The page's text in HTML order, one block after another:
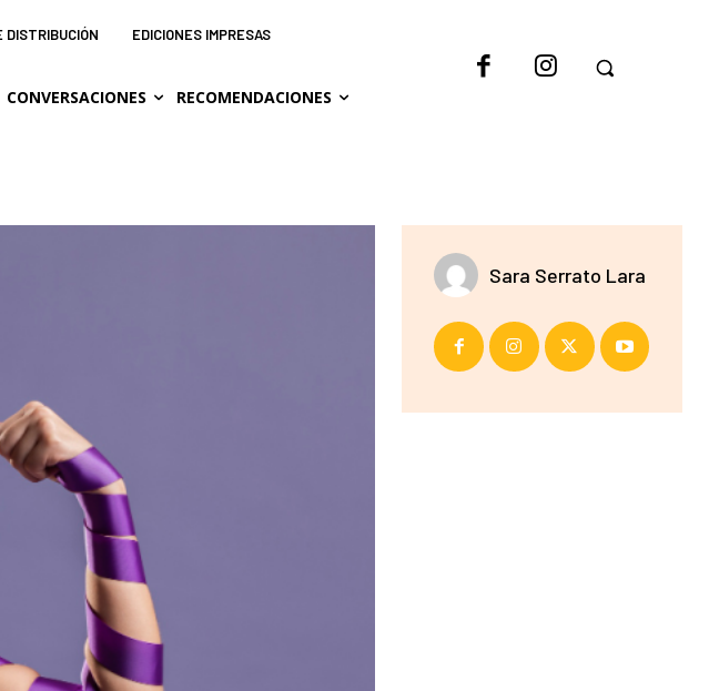
DISTRIBUCIÓN EDICIONES IMPRESAS
CONVERSACIONES RECOMENDACIONES
Sara Serrato Lara